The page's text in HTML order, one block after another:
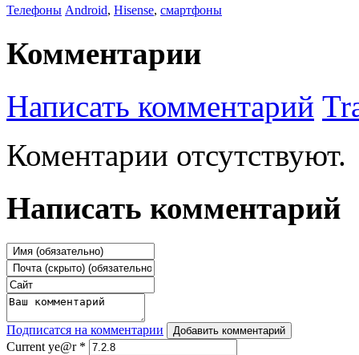
Телефоны Android, Hisense, смартфоны
Комментарии
Написать комментарий
Коментарии отсутствуют.
Написать комментарий
Подписатся на комментарии Добавить комментарий
Current ye@r *